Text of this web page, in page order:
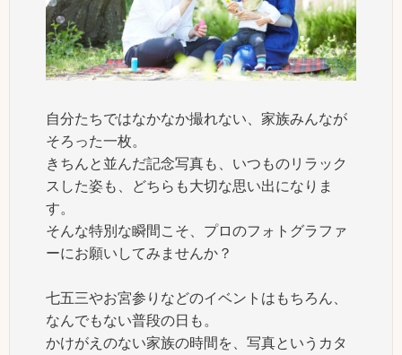
自分たちではなかなか撮れない、家族みんなが
そろった一枚。
きちんと並んだ記念写真も、いつものリラック
スした姿も、どちらも大切な思い出になりま
す。
そんな特別な瞬間こそ、プロのフォトグラファ
ーにお願いしてみませんか？
七五三やお宮参りなどのイベントはもちろん、
なんでもない普段の日も。
かけがえのない家族の時間を、写真というカタ